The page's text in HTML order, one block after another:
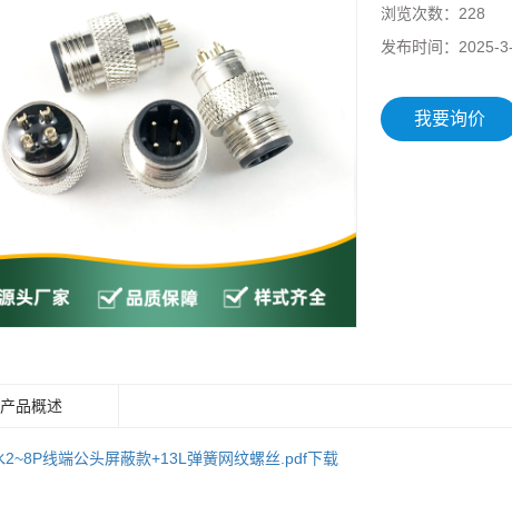
浏览次数： 228
发布时间： 2025-
我要询价
产品概述
2~8P线端公头屏蔽款+13L弹簧网纹螺丝.pdf下载